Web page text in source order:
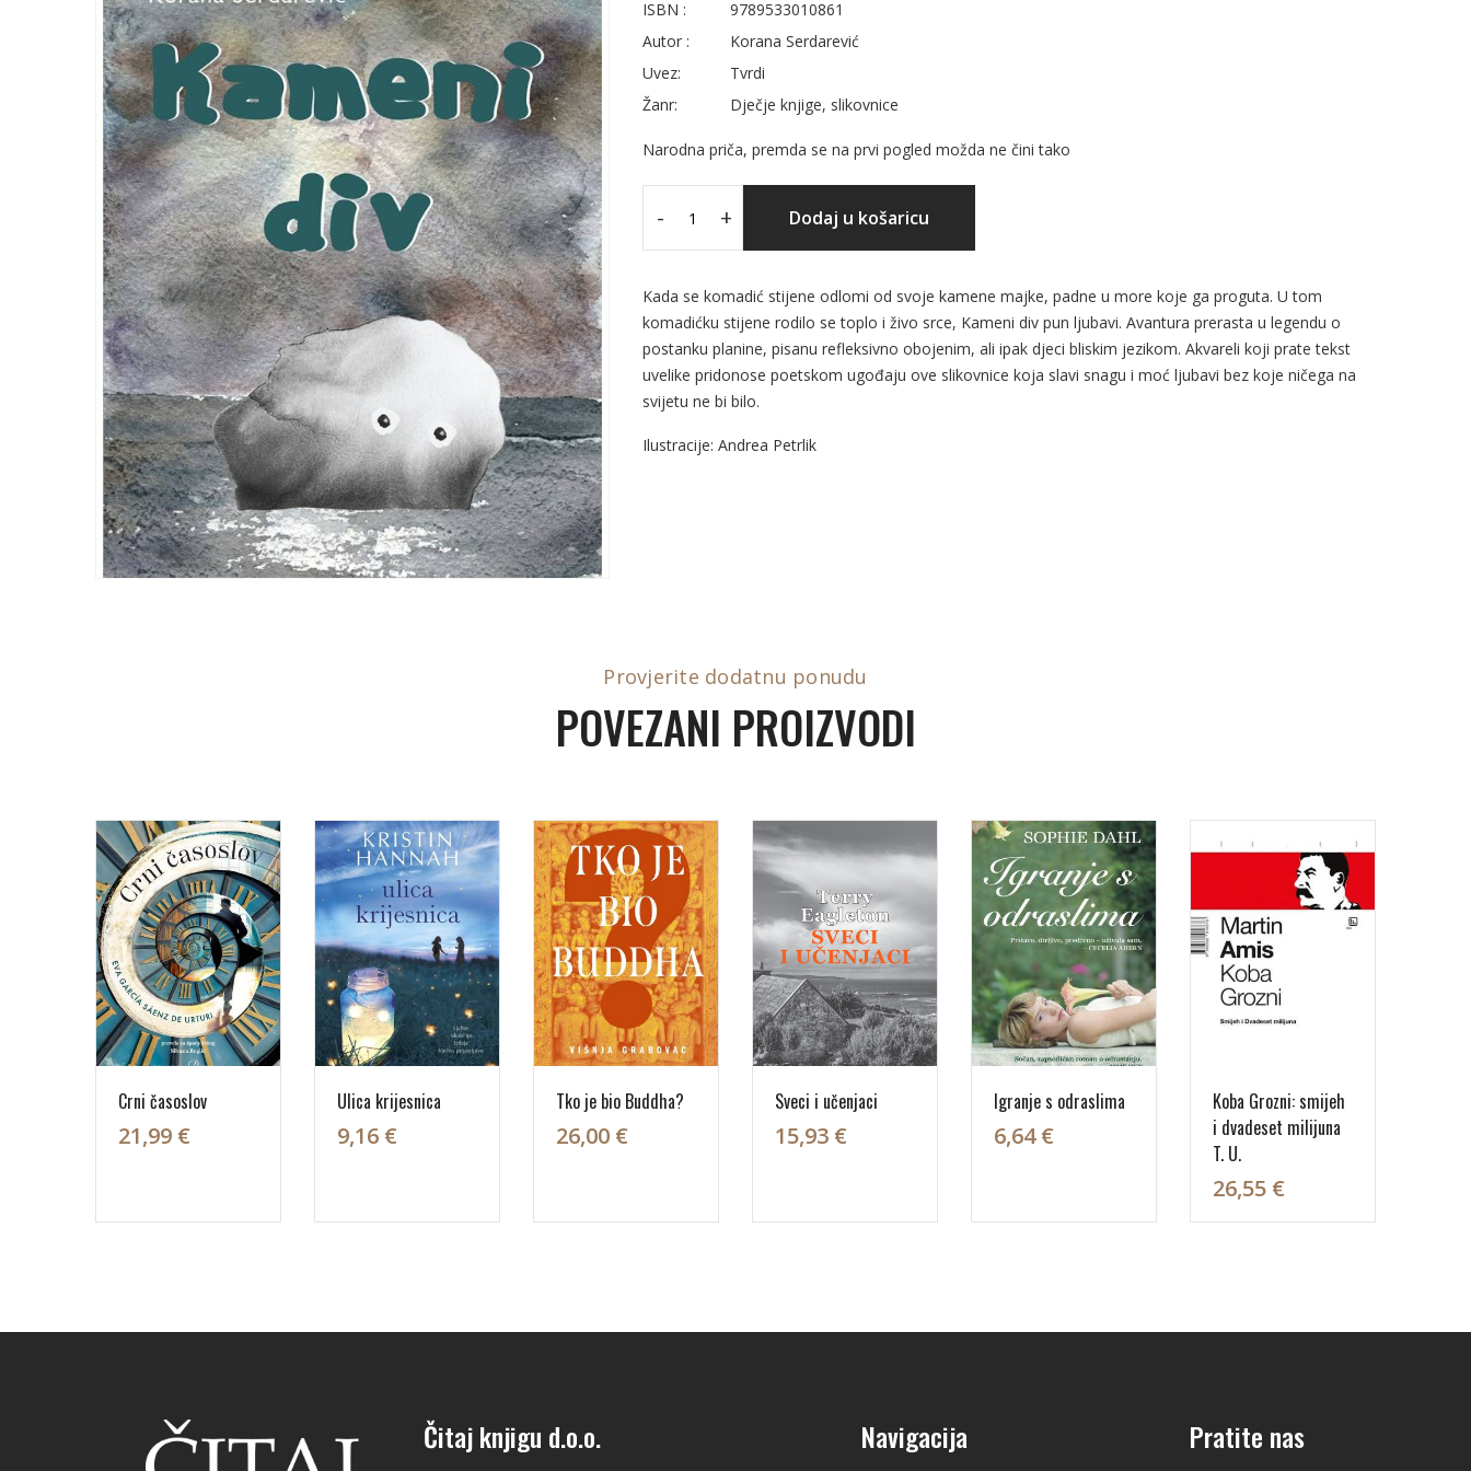
ISBN :
9789533010861
Autor :
Korana Serdarević
Uvez:
Tvrdi
Žanr:
Dječje knjige, slikovnice
Narodna priča, premda se na prvi pogled možda ne čini tako
- + Dodaj u košaricu
Kada se komadić stijene odlomi od svoje kamene majke, padne u more koje ga proguta. U tom
komadićku stijene rodilo se toplo i živo srce, Kameni div pun ljubavi. Avantura prerasta u legendu o
postanku planine, pisanu refleksivno obojenim, ali ipak djeci bliskim jezikom. Akvareli koji prate tekst
uvelike pridonose poetskom ugođaju ove slikovnice koja slavi snagu i moć ljubavi bez koje ničega na
svijetu ne bi bilo.
Ilustracije: Andrea Petrlik
Provjerite dodatnu ponudu
POVEZANI PROIZVODI
Crni časoslov
21,99 €
Ulica krijesnica
9,16 €
Tko je bio Buddha?
26,00 €
Sveci i učenjaci
15,93 €
Igranje s odraslima
6,64 €
Koba Grozni: smijeh
i dvadeset milijuna
T. U.
26,55 €
Čitaj knjigu d.o.o. Navigacija Pratite nas